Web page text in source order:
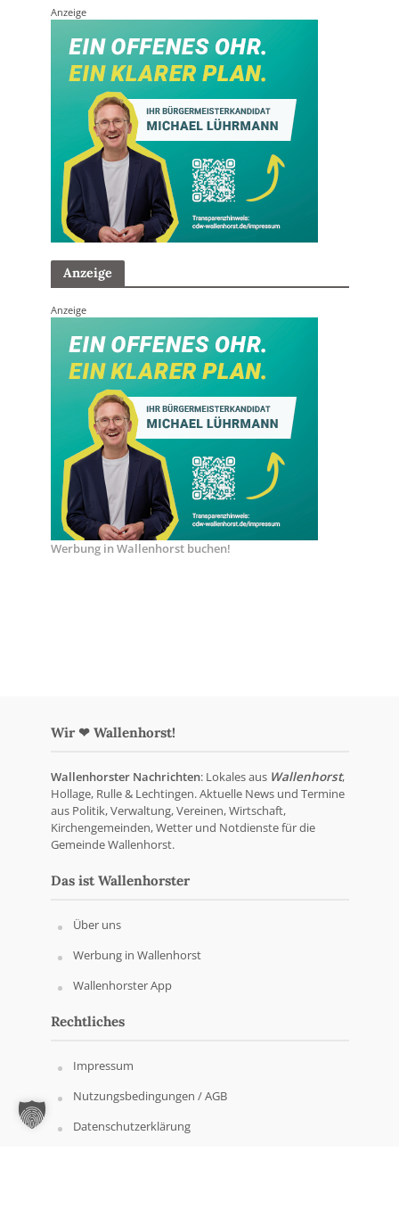
Anzeige
Anzeige
Anzeige
Werbung in Wallenhorst buchen!
Wir ❤ Wallenhorst!
Wallenhorster Nachrichten: Lokales aus Wallenhorst,
Hollage, Rulle & Lechtingen. Aktuelle News und Termine
aus Politik, Verwaltung, Vereinen, Wirtschaft,
Kirchengemeinden, Wetter und Notdienste für die
Gemeinde Wallenhorst.
Das ist Wallenhorster
Über uns
Werbung in Wallenhorst
Wallenhorster App
Rechtliches
Impressum
Nutzungsbedingungen / AGB
Datenschutzerklärung